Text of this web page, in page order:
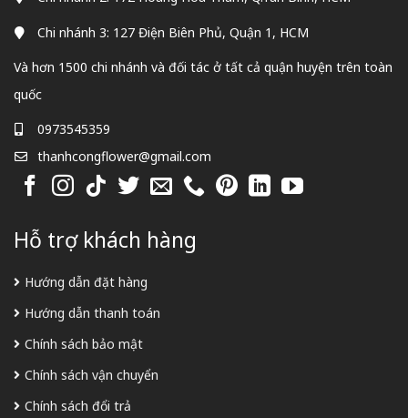
Chi nhánh 3: 127 Điện Biên Phủ, Quận 1, HCM
Và hơn 1500 chi nhánh và đối tác ở tất cả quận huyện trên toàn
quốc
0973545359
thanhcongflower@gmail.com
Hỗ trợ khách hàng
Hướng dẫn đặt hàng
Hướng dẫn thanh toán
Chính sách bảo mật
Chính sách vận chuyển
Chính sách đổi trả